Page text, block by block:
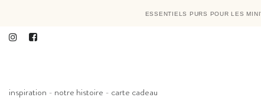
ESSENTIELS PURS POUR LES
inspiration - notre histoire - carte cadeau